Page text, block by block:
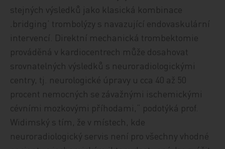
stejných výsledků jako klasická kombinace
‚bridging‘ trombolýzy s navazující endovaskulární
intervencí. Direktní mechanická trombektomie
prováděná v kardiocentrech může dosahovat
srovnatelných výsledků s neuroradiologickými
centry, tj. neurologické úpravy u cca 40 až 50
procent nemocných se závažnými ischemickými
cévními mozkovými příhodami,“ podotýká prof.
Widimský s tím, že v místech, kde
neuroradiologický servis není pro všechny vhodné